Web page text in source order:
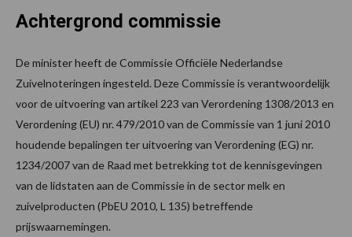
Achtergrond commissie
De minister heeft de Commissie Officiële Nederlandse
Zuivelnoteringen ingesteld. Deze Commissie is verantwoordelijk
voor de uitvoering van artikel 223 van Verordening 1308/2013 en
Verordening (EU) nr. 479/2010 van de Commissie van 1 juni 2010
houdende bepalingen ter uitvoering van Verordening (EG) nr.
1234/2007 van de Raad met betrekking tot de kennisgevingen
van de lidstaten aan de Commissie in de sector melk en
zuivelproducten (PbEU 2010, L 135) betreffende
prijswaarnemingen.